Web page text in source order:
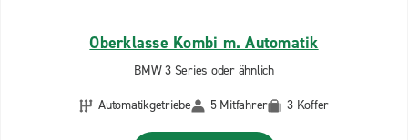
Oberklasse Kombi m. Automatik
BMW 3 Series oder ähnlich
Automatikgetriebe
5 Mitfahrer 3 Koffer